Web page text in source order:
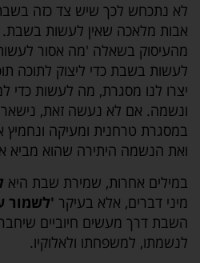
לא נתכחש לכך שיש צד כזה בשבת
אבות מלאכה שאין לעשות
מהעיסוק בשאלה 'מה אסור
לעשות בשבת כדי ליצוק לתוכה
יצרו לנו מסגרת, מה לעשות כדי
במסגרת טרחנית ומעיקה
ואת הנשמה היתירה שהוא מביא
במילים אחרות, שמירת שבת היא
מיני דברים, אלא בעיקר 'לשמור
השבת דרך מעשים חיוביים
לנשמתו, למשפחתו ולאלוקיו.